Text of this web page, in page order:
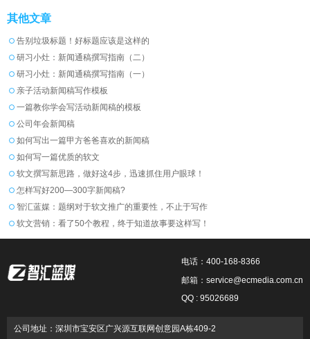
其他文章
告别垃圾标题！好标题应该是这样的
研习小灶：新闻通稿撰写指南（二）
研习小灶：新闻通稿撰写指南（一）
亲子活动新闻稿写作模板
一篇教你学会写活动新闻稿的模板
公司年会新闻稿
如何写出一篇甲方爸爸喜欢的新闻稿
如何写一篇优质的软文
软文撰写新思路，做好这4步，迅速抓住用户眼球！
怎样写好200—300字新闻稿?
智汇蓝媒：题纲对于软文推广的重要性，不止于写作
软文营销：看了50个教程，终于知道故事要这样写！
电话：400-168-8366
邮箱：service@ecmedia.com.cn
QQ : 95026689
公司地址：深圳市宝安区广兴源互联网创意园A栋409-2